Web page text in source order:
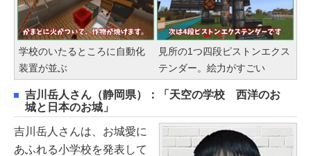
学校のいたるところに自動化
装置が並ぶ
見所の1つ四段ピストンエクス
テンダー。絵力がすごい
吉川岳人さん（静岡県）：「天空の学校 西洋のお
城と日本のお城」
吉川岳人さんは、お城愛に
あふれる小学校を発表して